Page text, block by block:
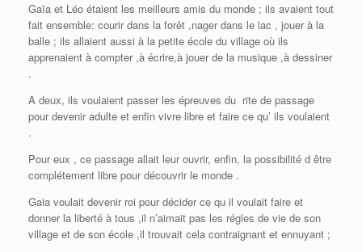
Gaïa et Léo étaient les meilleurs amis du monde ; ils avaient tout
fait ensemble: courir dans la forêt ,nager dans le lac , jouer à la
balle ; ils allaient aussi à la petite école du village où ils
apprenaient à compter ,à écrire,à jouer de la musique ,à dessiner
.
A deux, ils voulaient passer les épreuves du rite de passage
pour devenir adulte et enfin vivre libre et faire ce qu’ ils voulaient
.
Pour eux , ce passage allait leur ouvrir, enfin, la possibilité d être
complétement libre pour découvrir le monde .
Gaia voulait devenir roi pour décider ce qu il voulait faire et
donner la liberté à tous ,il n’aimait pas les régles de vie de son
village et de son école ,il trouvait cela contraignant et ennuyant ;